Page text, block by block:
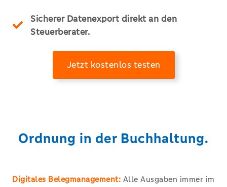
Sicherer Datenexport direkt an den
Steuerberater.
Jetzt kostenlos testen
Ordnung in der Buchhaltung.
Digitales Belegmanagement: Alle Ausgaben immer im